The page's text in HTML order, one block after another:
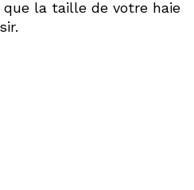
que la taille de votre haie